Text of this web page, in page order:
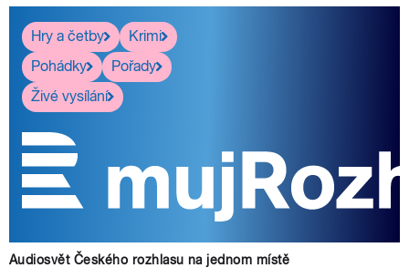
Hry a četby
Krimi
Pohádky
Pořady
Živé vysílání
Audiosvět Českého rozhlasu na jednom místě